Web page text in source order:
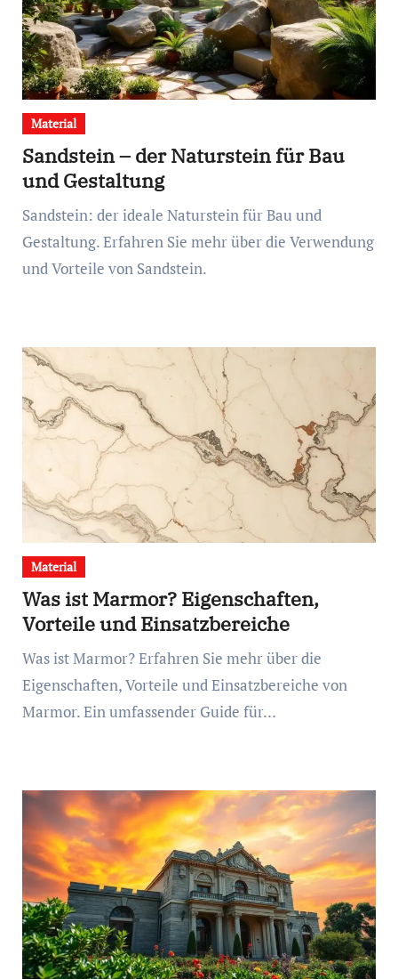
Material
Sandstein – der Naturstein für Bau
und Gestaltung
Sandstein: der ideale Naturstein für Bau und
Gestaltung. Erfahren Sie mehr über die Verwendung
und Vorteile von Sandstein.
Material
Was ist Marmor? Eigenschaften,
Vorteile und Einsatzbereiche
Was ist Marmor? Erfahren Sie mehr über die
Eigenschaften, Vorteile und Einsatzbereiche von
Marmor. Ein umfassender Guide für…